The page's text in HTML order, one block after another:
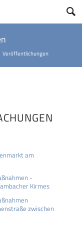
Veröffentlichungen
am
-
Kirmes
zwischen